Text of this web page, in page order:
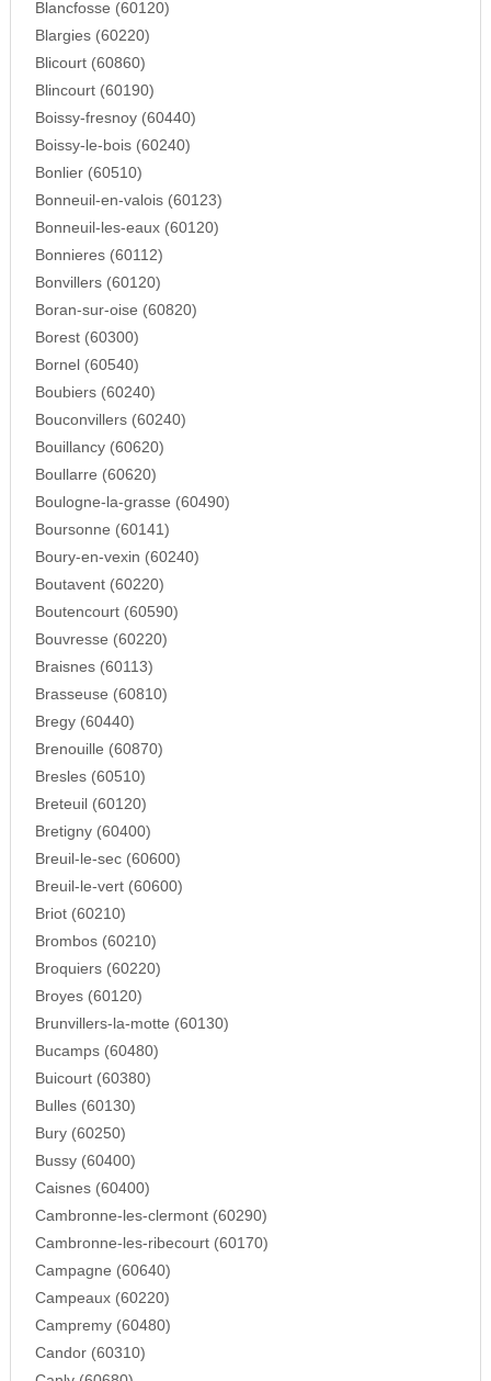
Blancfosse (60120)
Blargies (60220)
Blicourt (60860)
Blincourt (60190)
Boissy-fresnoy (60440)
Boissy-le-bois (60240)
Bonlier (60510)
Bonneuil-en-valois (60123)
Bonneuil-les-eaux (60120)
Bonnieres (60112)
Bonvillers (60120)
Boran-sur-oise (60820)
Borest (60300)
Bornel (60540)
Boubiers (60240)
Bouconvillers (60240)
Bouillancy (60620)
Boullarre (60620)
Boulogne-la-grasse (60490)
Boursonne (60141)
Boury-en-vexin (60240)
Boutavent (60220)
Boutencourt (60590)
Bouvresse (60220)
Braisnes (60113)
Brasseuse (60810)
Bregy (60440)
Brenouille (60870)
Bresles (60510)
Breteuil (60120)
Bretigny (60400)
Breuil-le-sec (60600)
Breuil-le-vert (60600)
Briot (60210)
Brombos (60210)
Broquiers (60220)
Broyes (60120)
Brunvillers-la-motte (60130)
Bucamps (60480)
Buicourt (60380)
Bulles (60130)
Bury (60250)
Bussy (60400)
Caisnes (60400)
Cambronne-les-clermont (60290)
Cambronne-les-ribecourt (60170)
Campagne (60640)
Campeaux (60220)
Campremy (60480)
Candor (60310)